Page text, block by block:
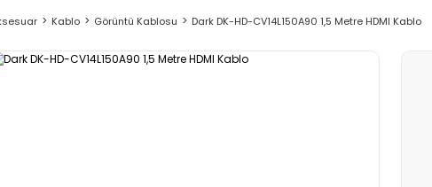
Kablo Görüntü Kablosu Dark DK-HD-CV14L150A90 1,5 Metre HDMI Kablo